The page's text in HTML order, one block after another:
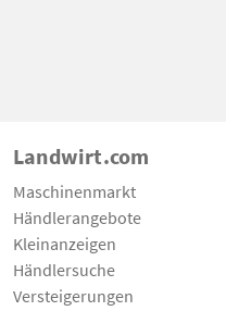
Landwirt.com
Maschinenmarkt
Händlerangebote
Kleinanzeigen
Händlersuche
Versteigerungen